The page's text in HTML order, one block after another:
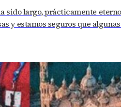
sido largo, prácticamente
y estamos seguros que